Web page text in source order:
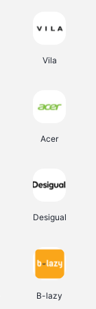
Vila
Acer
Desigual
B-lazy